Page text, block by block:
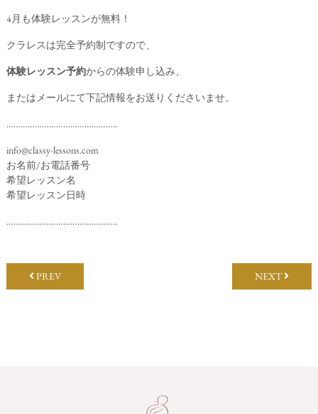
4月も体験レッスンが無料！
クラレスは完全予約制ですので、
体験レッスン予約からの体験申し込み、
またはメールにて下記情報をお送りくださいませ。
………………………………………..
info@classy-lessons.com
お名前/お電話番号
希望レッスン名
希望レッスン日時
………………………………………..
PREV NEXT